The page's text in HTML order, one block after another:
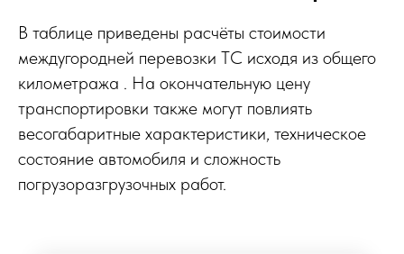
В таблице приведены расчёты стоимости
междугородней перевозки ТС исходя из общего
километража . На окончательную цену
транспортировки также могут повлиять
весогабаритные характеристики, техническое
состояние автомобиля и сложность
погрузоразгрузочных работ.